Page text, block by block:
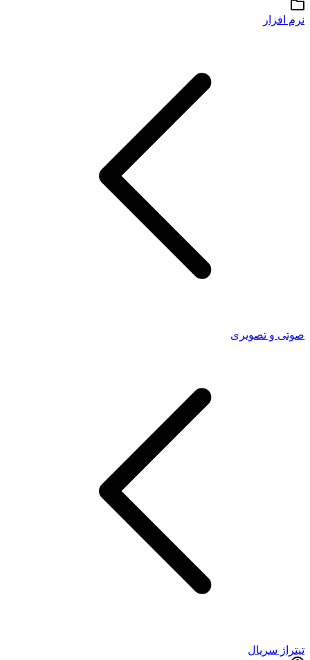
نرم افزار
صوتی و تصویری
تیتراژ سریال